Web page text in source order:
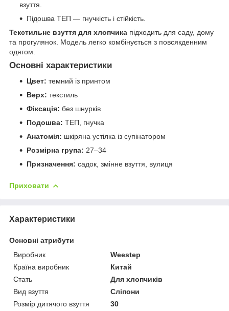
взуття.
Підошва ТЕП — гнучкість і стійкість.
Текстильне взуття для хлопчика підходить для саду, дому
та прогулянок. Модель легко комбінується з повсякденним
одягом.
Основні характеристики
Цвет: темний із принтом
Верх: текстиль
Фіксація: без шнурків
Подошва: ТЕП, гнучка
Анатомія: шкіряна устілка із супінатором
Розмірна група: 27–34
Призначення: садок, змінне взуття, вулиця
Приховати
Характеристики
Основні атрибути
Виробник
Weestep
Країна виробник
Китай
Стать
Для хлопчиків
Вид взуття
Сліпони
Розмір дитячого взуття
30